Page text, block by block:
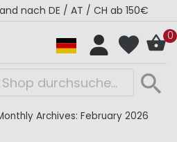
nach DE / AT / CH ab 150€
0
Archives: February 2026